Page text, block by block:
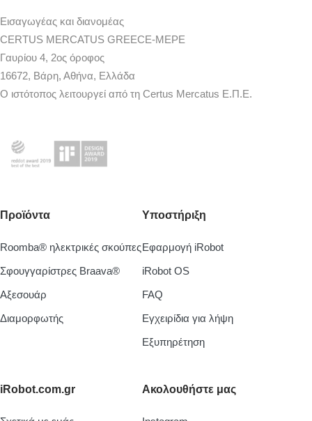
Εισαγωγέας και διανομέας
CERTUS MERCATUS GREECE-MEPE
Γαυρίου 4, 2ος όροφος
16672, Βάρη, Αθήνα, Ελλάδα
Ο ιστότοπος λειτουργεί από τη Certus Mercatus Ε.Π.Ε.
Προϊόντα
Roomba® ηλεκτρικές σκούπες
Σφουγγαρίστρες Braava®
Aξεσουάρ
Διαμορφωτής
Υποστήριξη
Εφαρμογή iRobot
iRobot OS
FAQ
Εγχειρίδια για λήψη
Εξυπηρέτηση
iRobot.com.gr Ακολουθήστε μας